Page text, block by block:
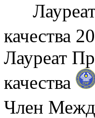
Лауреат
качества
Лауреат
качества
Член